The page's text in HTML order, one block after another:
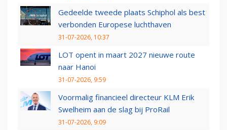
Gedeelde tweede plaats Schiphol als best
verbonden Europese luchthaven
31-07-2026, 10:37
LOT opent in maart 2027 nieuwe route
naar Hanoi
31-07-2026, 9:59
Voormalig financieel directeur KLM Erik
Swelheim aan de slag bij ProRail
31-07-2026, 9:09